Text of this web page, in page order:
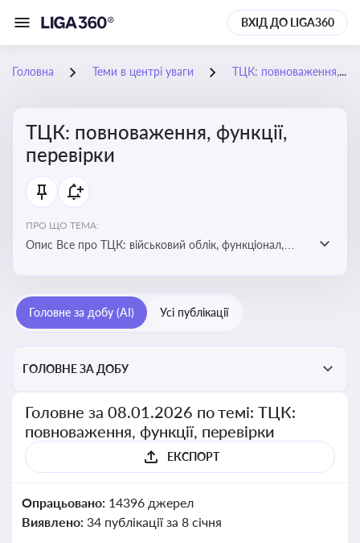
ВХІД ДО LIGA360
Головна Теми в центрі уваги ТЦК: повноваження, функції, перевірки
ТЦК: повноваження, функції,
перевірки
ПРО ЩО ТЕМА:
Опис Все про ТЦК: військовий облік, функціонал,
Головне за добу (AI) Усі публікації
ГОЛОВНЕ ЗА ДОБУ
Головне за 08.01.2026 по темі: ТЦК:
повноваження, функції, перевірки
ЕКСПОРТ
Опрацьовано: 14396 джерел
Виявлено: 34 публікації за 8 січня